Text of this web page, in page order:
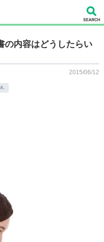
の内容はどうしたらい
2015/06/12